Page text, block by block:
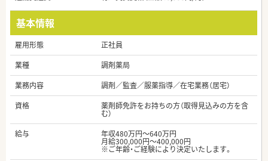
基本情報
雇用形態
正社員
業種
調剤薬局
業務内容
調剤／監査／服薬指導／在宅業務（居宅）
資格
薬剤師免許をお持ちの方（取得見込みの方を含
む）
給与
年収480万円～640万円
月給300,000円～400,000円
※ご年齢・ご経験により決定いたします。